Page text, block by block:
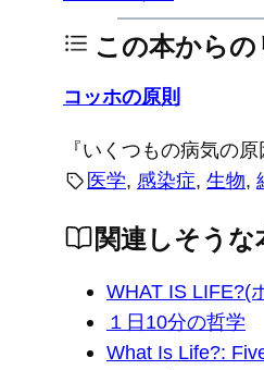
この本からの
コッホの原則
『いくつもの病気の
医学, 感染症, 生物,
関連しそうな
WHAT IS LIFE?(
１日10分の哲学
What Is Life?: